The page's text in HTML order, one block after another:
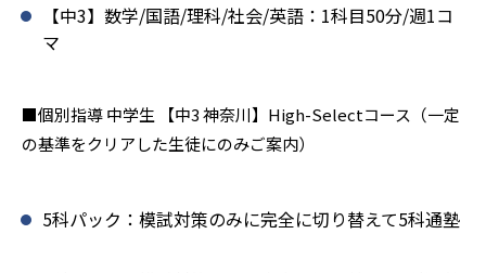
【中3】数学/国語/理科/社会/英語：1科目50分/週1コ
マ
■個別指導 中学生 【中3 神奈川】High-Selectコース（一定
の基準をクリアした生徒にのみご案内）
5科パック：模試対策のみに完全に切り替えて5科通塾